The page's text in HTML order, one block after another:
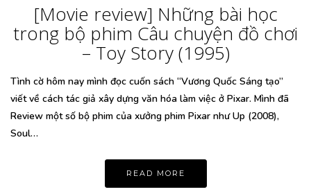
[Movie review] Những bài học
trong bộ phim Câu chuyện đồ chơi
– Toy Story (1995)
Tình cờ hôm nay mình đọc cuốn sách “Vương Quốc Sáng tạo”
viết về cách tác giả xây dựng văn hóa làm việc ở Pixar. Mình đã
Review một số bộ phim của xưởng phim Pixar như Up (2008),
Soul…
READ MORE